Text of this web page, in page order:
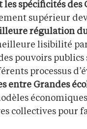
spécificités des
supérieur
régulation
lisibilité
pouvoirs
processus
entre Grandes
collectives pour